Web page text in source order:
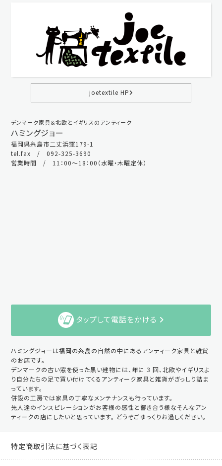
joetextile HP
デンマーク家具＆北欧とイギリスのアンティーク
ハミングジョー
福岡県糸島市二丈浜窪179-1
tel.fax / 092-325-3690
営業時間 / 11：00～18：00（水曜・木曜定休）
タップして電話をかける
ハミングジョーは福岡の糸島の自然の中にあるアンティーク家具と雑貨
のお店です。
デンマークの古い窓を使った黒い建物には、年に 3 回、北欧やイギリスよ
り自分たちの足で買い付けてくるアンティーク家具と雑貨がぎっしり詰ま
っています。
併設の工房では家具の丁寧なメンテナンスも行っています。
先人達のインスピレーションがお客様の感性と響き合う様なそんなアン
ティークの店にしたいと思っています。 どうぞごゆっくりお過しください。
特定商取引法に基づく表記